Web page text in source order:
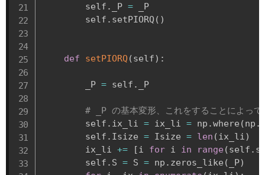
        self
. _P = _P
        self
. setPIORQ( )
def setPIORQ(self) :
        _P
= self . _P
# _P の基本変形、これをすることによって
        self
. ix_li = ix_li = np .where (np .
        self
. Isize = Isize = len (ix_li)
        ix_li
+= [i for i in range (self .
        self
. S = S = np . zeros_like ( _P)